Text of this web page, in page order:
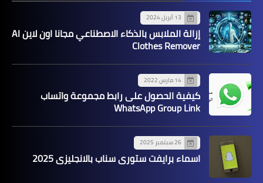
13 أبريل 2024
إزالة الملابس بالذكاء الاصطناعي مجانا اون لاين AI
Clothes Remover
14 مارس 2022
كيفية الحصول على رابط مجموعة واتساب
WhatsApp Group Link
26 سبتمبر 2025
اسماء برايفت ستوري سناب بالانجليزي 2025